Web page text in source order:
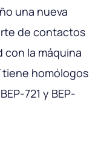
una nueva
de contactos
la máquina
tiene homólogos
721 y BEP-